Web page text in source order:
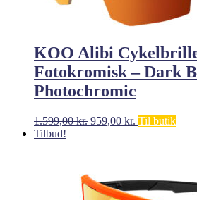
KOO Alibi
Fotokromisk – Dark
Photochromic
1.599,00kr. Den
959,00 kr. Den
Til butik
Tilbud!